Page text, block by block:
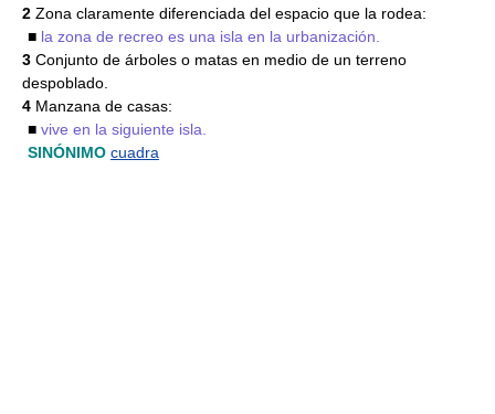
2 Zona claramente diferenciada del espacio que la rodea:
■ la zona de recreo es una isla en la urbanización.
3 Conjunto de árboles o matas en medio de un terreno
despoblado.
4 Manzana de casas:
■ vive en la siguiente isla.
SINÓNIMO cuadra